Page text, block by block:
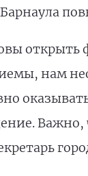
открыть
нам